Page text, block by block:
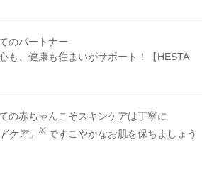
のパートナー
も、健康も住まいがサポート！【HESTA
の赤ちゃんこそスキンケアは丁寧に
ケア」
※ ですこやかなお肌を保ちましょう